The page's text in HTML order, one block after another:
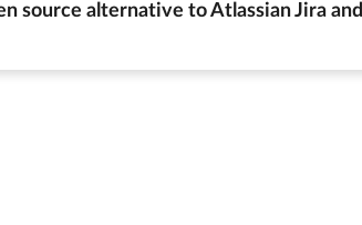
source alternative to Atlassian Jira and